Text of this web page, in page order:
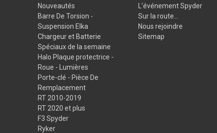
Nouveautés
Barre De Torsion -
Suspension Elka
Chargeur et Batterie
Spéciaux de la semaine
Halo Plaque protectrice -
Roue - Lumières
Porte-clé - Pièce De
Remplacement
RT 2010-2019
RT 2020 et plus
F3 Spyder
Ryker
L'événement Spyder
Sur la route...
Nous rejoindre
Sitemap